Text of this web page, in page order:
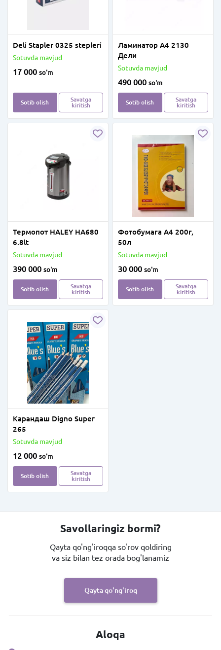
Deli Stapler 0325 stepleri
Sotuvda mavjud
17 000 so'm
Sotib olish
Savatga
kiritish
Ламинатор А4 2130
Дели
Sotuvda mavjud
490 000 so'm
Sotib olish
Savatga
kiritish
Термопот HALEY HA680
6.8lt
Sotuvda mavjud
390 000 so'm
Sotib olish
Savatga
kiritish
Фотобумага А4 200г,
50л
Sotuvda mavjud
30 000 so'm
Sotib olish
Savatga
kiritish
Карандаш Digno Super
265
Sotuvda mavjud
12 000 so'm
Sotib olish
Savatga
kiritish
Savollaringiz bormi?
Qayta qo'ng'iroqqa so'rov qoldiring
va siz bilan tez orada bog'lanamiz
Qayta qo'ng'iroq
Aloqa